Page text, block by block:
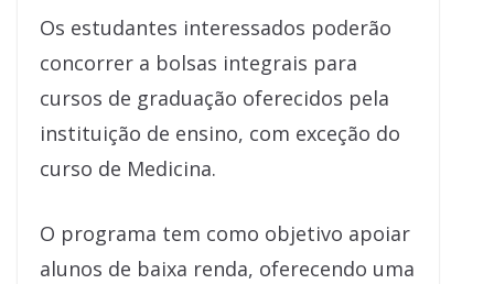
Os estudantes interessados poderão
concorrer a bolsas integrais para
cursos de graduação oferecidos pela
instituição de ensino, com exceção do
curso de Medicina.
O programa tem como objetivo apoiar
alunos de baixa renda, oferecendo uma